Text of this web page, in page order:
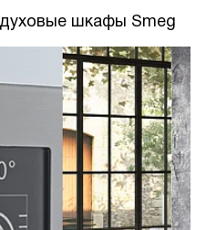
шкафы Smeg